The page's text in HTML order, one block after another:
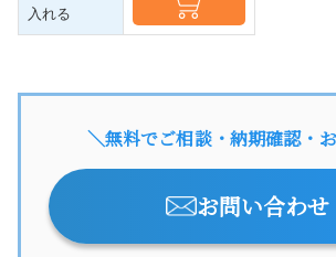
入れる
＼無料でご相談・納期確認・
お問い合わせ